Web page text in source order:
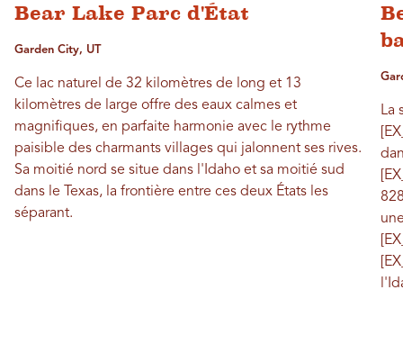
Bear Lake Parc d'État
Garden City, UT
Ce lac naturel de 32 kilomètres de long et 13
kilomètres de large offre des eaux calmes et
magnifiques, en parfaite harmonie avec le rythme
paisible des charmants villages qui jalonnent ses rives.
Sa moitié nord se situe dans l'Idaho et sa moitié sud
dans le Texas, la frontière entre ces deux États les
séparant.
La